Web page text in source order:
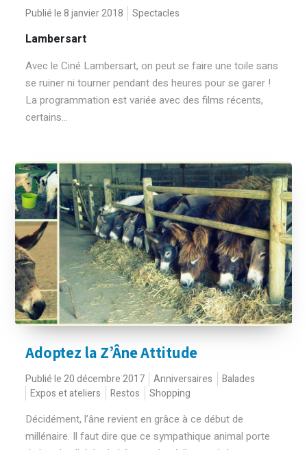
Publié le 8 janvier 2018 Spectacles
Lambersart
Avec le Ciné Lambersart, on peut se faire une toile sans
se ruiner ni tourner pendant des heures pour se garer !
La programmation est variée avec des films récents,
certains...
Adoptez la Z’Âne Attitude
Publié le 20 décembre 2017 Anniversaires
Balades
Expos et ateliers
Restos Shopping
Décidément, l’âne revient en grâce à ce début de
millénaire. Il faut dire que ce sympathique animal porte